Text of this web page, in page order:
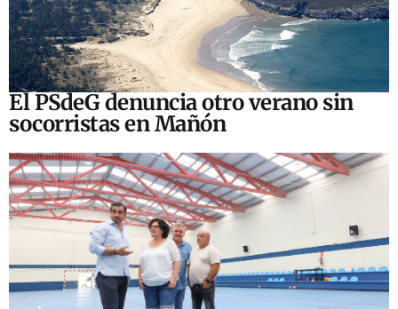
El PSdeG denuncia otro verano sin
socorristas en Mañón